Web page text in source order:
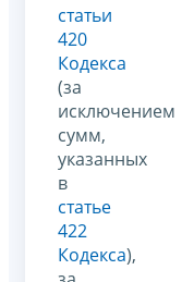
статьи
420
Кодекса
(за
исключением
сумм,
указанных
в
статье
422
Кодекса),